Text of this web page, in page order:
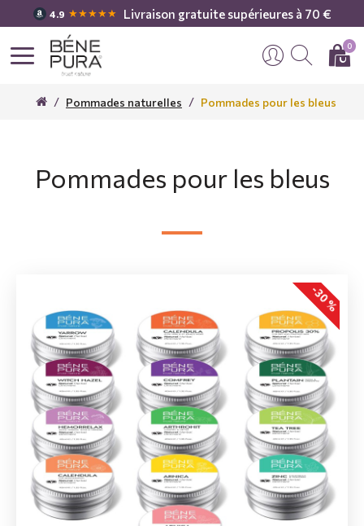
4.9 ★★★★★ Livraison gratuite supérieures à 70 €
0
Pommades naturelles Pommades pour les bleus
Pommades pour les bleus
-30 %